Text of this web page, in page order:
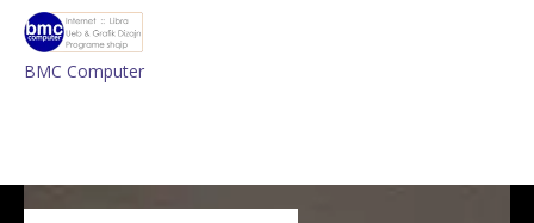
BMC Computer